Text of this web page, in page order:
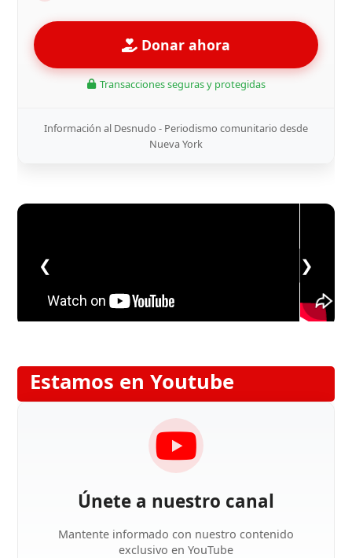
Donar ahora
Transacciones seguras y protegidas
Información al Desnudo - Periodismo comunitario desde
Nueva York
❮ ❯
Estamos en Youtube
Únete a nuestro canal
Mantente informado con nuestro contenido
exclusivo en YouTube